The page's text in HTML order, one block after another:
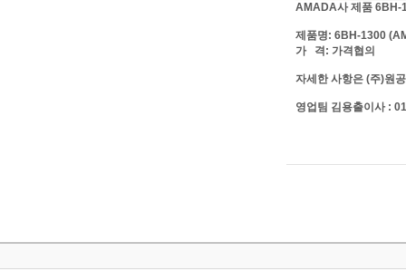
AMADA사 제품 6BH-
제품명: 6BH-1300
가 격: 가격협의
자세한 사항은 (주)원
영업팀 김용출이사 :